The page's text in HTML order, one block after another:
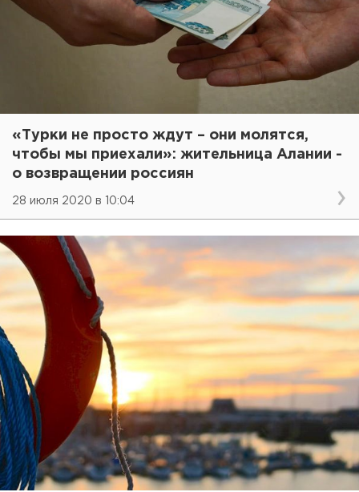
«Турки не просто ждут – они молятся,
чтобы мы приехали»: жительница Алании -
о возвращении россиян
28 июля 2020 в 10:04